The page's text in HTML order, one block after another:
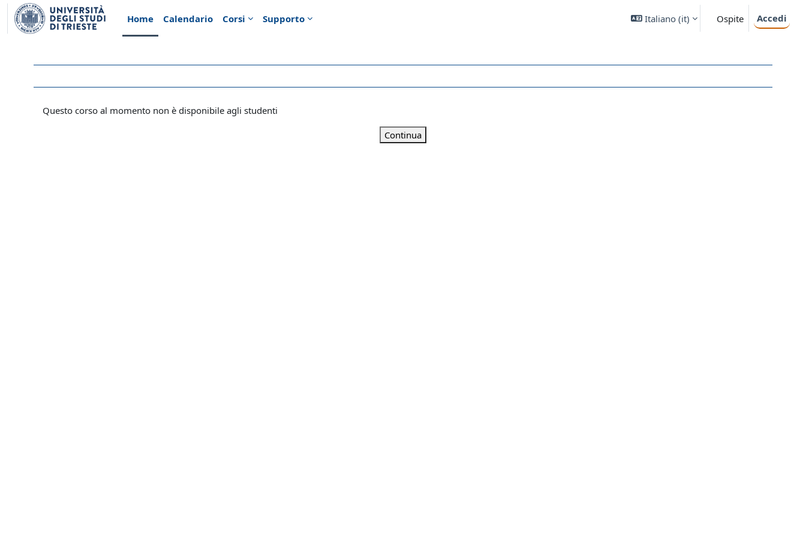
Vai al contenuto principale
Home
Calendario Corsi Supporto Italiano ‎(it)‎ Ospite Accedi
Questo corso al momento non è disponibile agli studenti
Continua